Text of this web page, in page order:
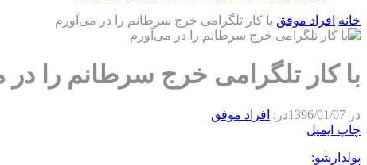
خانه افراد موفق با کار تلگرامی خرج سرطانم را در می‌آورم
با کار تلگرامی خرج سرطانم را در
در 1396/01/07در: افراد موفق
چاپ ایمیل
پولدارشو: